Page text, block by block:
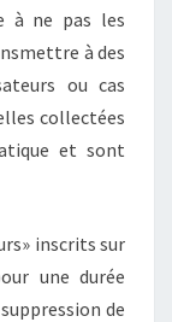
à ne pas les
à des
ou cas
collectées
et sont
inscrits sur
une durée
de